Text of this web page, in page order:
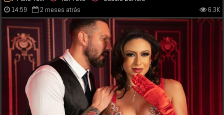
14:59 2 meses atrás 6.3K